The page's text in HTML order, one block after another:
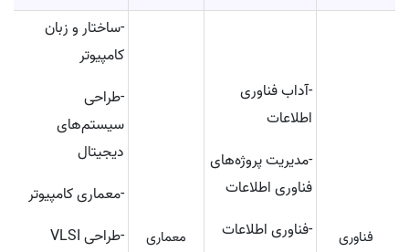
فناوری
-آداب فناوری
اطلاعات
-مدیریت پروژه‌های
فناوری اطلاعات
-فناوری اطلاعات
معماری
-ساختار و زبان
کامپیوتر
-طراحی
سیستم‌های
دیجیتال
-معماری کامپیوتر
-طراحی VLSI